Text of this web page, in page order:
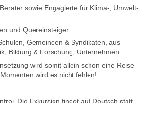
sowie Engagierte für Klima-, Umwelt-
und Quereinsteiger
Gemeinden & Syndikaten, aus
Bildung & Forschung, Unternehmen…
wird somit allein schon eine Reise
wird es nicht fehlen!
Die Exkursion findet auf Deutsch statt.